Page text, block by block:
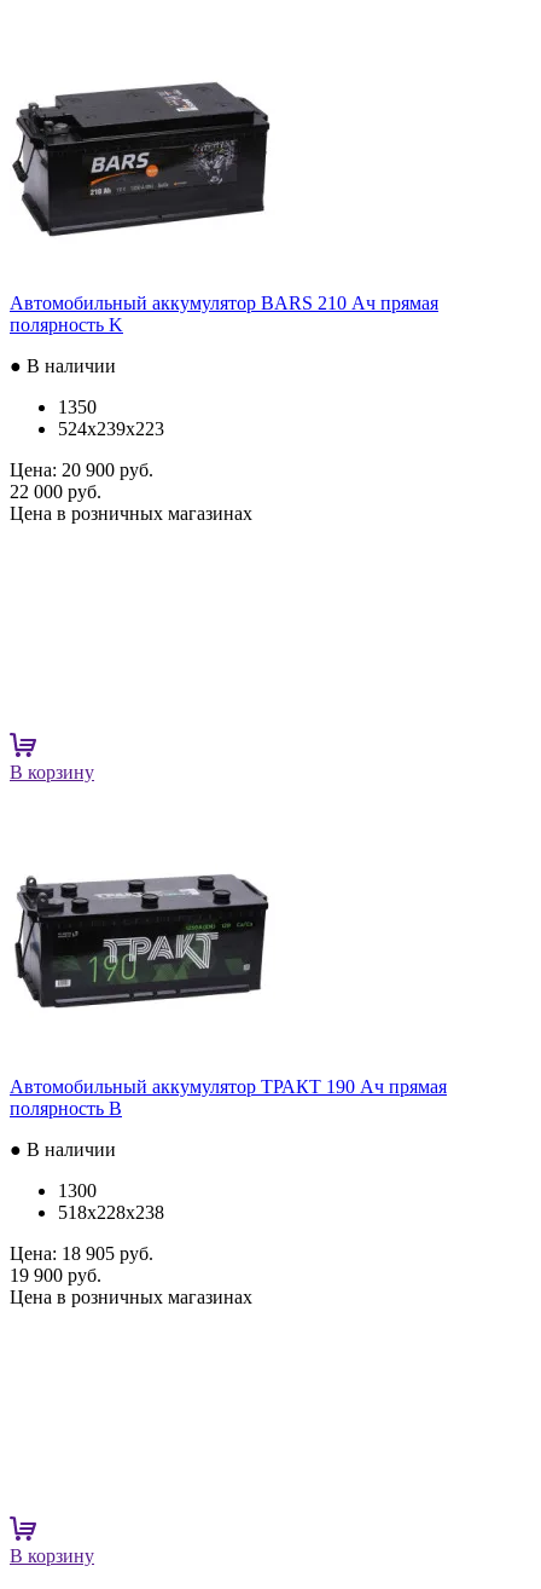
Автомобильный аккумулятор BARS 210 Ач прямая
полярность K
● В наличии
1350
524x239x223
Цена: 20 900 руб.
22 000 руб.
Цена в розничных магазинах
В корзину
Автомобильный аккумулятор ТРАКТ 190 Ач прямая
полярность B
● В наличии
1300
518x228x238
Цена: 18 905 руб.
19 900 руб.
Цена в розничных магазинах
В корзину